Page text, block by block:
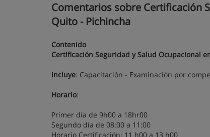
Comentarios sobre Certificación
Quito - Pichincha
Contenido
Certificación Seguridad y Salud Ocupacional
Incluye: Capacitación - Examinación por
Horario:
Primer día de 9h00 a 18hr00
Segundo día de 08:00 a 11:00
Horario Certificación: 11 h00 a 13 h00